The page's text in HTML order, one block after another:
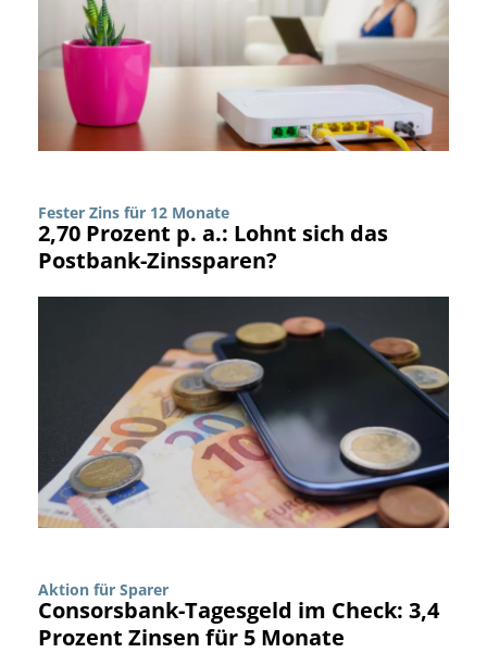
Fester Zins für 12 Monate
2,70 Prozent p. a.: Lohnt sich das
Postbank-Zinssparen?
Aktion für Sparer
Consorsbank-Tagesgeld im Check: 3,4
Prozent Zinsen für 5 Monate